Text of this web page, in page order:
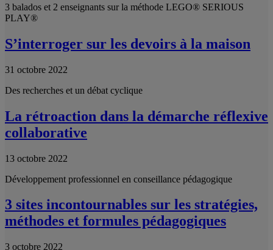
3 balados et 2 enseignants sur la méthode LEGO® SERIOUS
PLAY®
S’interroger sur les devoirs à la maison
31 octobre 2022
Des recherches et un débat cyclique
La rétroaction dans la démarche réflexive
collaborative
13 octobre 2022
Développement professionnel en conseillance pédagogique
3 sites incontournables sur les stratégies,
méthodes et formules pédagogiques
3 octobre 2022